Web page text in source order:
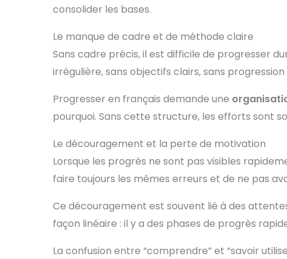
consolider les bases.
Le manque de cadre et de méthode claire
Sans cadre précis, il est difficile de progresser
irrégulière, sans objectifs clairs, sans
Progresser en français demande une
pourquoi. Sans cette structure, les efforts sont
Le découragement et la perte de motivation
Lorsque les progrès ne sont pas visibles
faire toujours les mêmes erreurs et de ne pas
Ce découragement est souvent lié à des
façon linéaire : il y a des phases de progrès
La confusion entre “comprendre” et “savoir